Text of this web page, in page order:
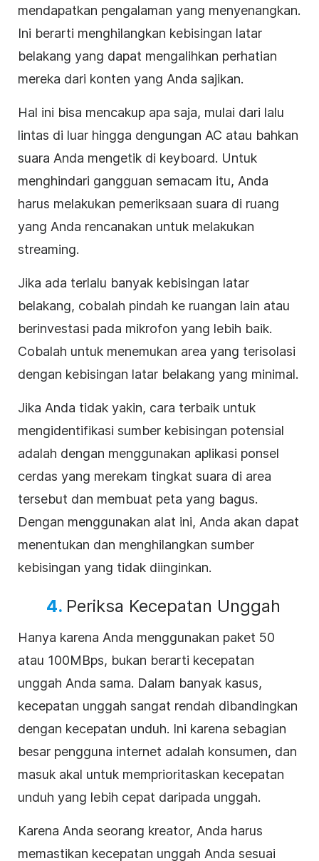
mendapatkan pengalaman yang menyenangkan.
Ini berarti menghilangkan kebisingan latar
belakang yang dapat mengalihkan perhatian
mereka dari konten yang Anda sajikan.
Hal ini bisa mencakup apa saja, mulai dari lalu
lintas di luar hingga dengungan AC atau bahkan
suara Anda mengetik di keyboard. Untuk
menghindari gangguan semacam itu, Anda
harus melakukan pemeriksaan suara di ruang
yang Anda rencanakan untuk melakukan
streaming.
Jika ada terlalu banyak kebisingan latar
belakang, cobalah pindah ke ruangan lain atau
berinvestasi pada mikrofon yang lebih baik.
Cobalah untuk menemukan area yang terisolasi
dengan kebisingan latar belakang yang minimal.
Jika Anda tidak yakin, cara terbaik untuk
mengidentifikasi sumber kebisingan potensial
adalah dengan menggunakan aplikasi ponsel
cerdas yang merekam tingkat suara di area
tersebut dan membuat peta yang bagus.
Dengan menggunakan alat ini, Anda akan dapat
menentukan dan menghilangkan sumber
kebisingan yang tidak diinginkan.
4. Periksa Kecepatan Unggah
Hanya karena Anda menggunakan paket 50
atau 100MBps, bukan berarti kecepatan
unggah Anda sama. Dalam banyak kasus,
kecepatan unggah sangat rendah dibandingkan
dengan kecepatan unduh. Ini karena sebagian
besar pengguna internet adalah konsumen, dan
masuk akal untuk memprioritaskan kecepatan
unduh yang lebih cepat daripada unggah.
Karena Anda seorang kreator, Anda harus
memastikan kecepatan unggah Anda sesuai